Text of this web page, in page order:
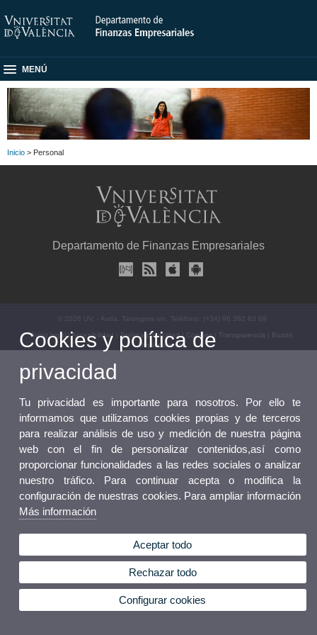
MENÚ
Inicio > Personal
Departamento de Finanzas Empresariales
© 2026 UV. - Avda. Tarongers s/n. Teléfono: (+34) 96 382 83 69
Aviso legal|Accesibilidad |Política privacidad| Cookies| Transparencia
Buzón
Departamento
Cookies y política de
privacidad
Tu privacidad es importante para nosotros. Por ello te
informamos que utilizamos cookies propias y de terceros
para realizar análisis de uso y medición de nuestra página
web con el fin de personalizar contenidos,así como
proporcionar funcionalidades a las redes sociales o analizar
nuestro tráfico. Para continuar acepta o modifica la
configuración de nuestras cookies. Para ampliar información
Más información
Aceptar todo
Rechazar todo
Configurar cookies